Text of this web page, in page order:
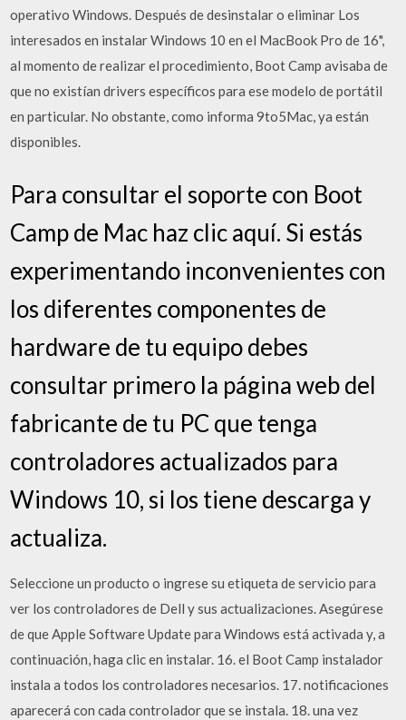
operativo Windows. Después de desinstalar o eliminar Los
interesados en instalar Windows 10 en el MacBook Pro de 16",
al momento de realizar el procedimiento, Boot Camp avisaba de
que no existían drivers específicos para ese modelo de portátil
en particular. No obstante, como informa 9to5Mac, ya están
disponibles.
Para consultar el soporte con Boot
Camp de Mac haz clic aquí. Si estás
experimentando inconvenientes con
los diferentes componentes de
hardware de tu equipo debes
consultar primero la página web del
fabricante de tu PC que tenga
controladores actualizados para
Windows 10, si los tiene descarga y
actualiza.
Seleccione un producto o ingrese su etiqueta de servicio para
ver los controladores de Dell y sus actualizaciones. Asegúrese
de que Apple Software Update para Windows está activada y, a
continuación, haga clic en instalar. 16. el Boot Camp instalador
instala a todos los controladores necesarios. 17. notificaciones
aparecerá con cada controlador que se instala. 18. una vez